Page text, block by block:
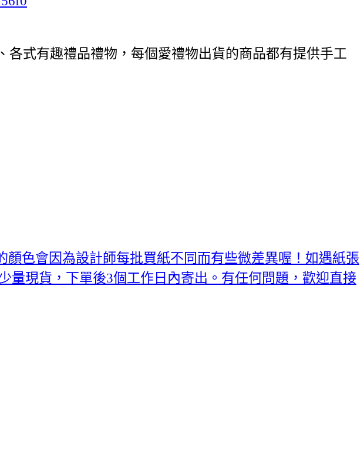
式有趣禮品禮物，每個愛禮物出貨的商品都有提供手工
色會因為設計師每批買紙不同而有些微差異喔！如遇紙張
現貨，下單後3個工作日內寄出。有任何問題，歡迎直接